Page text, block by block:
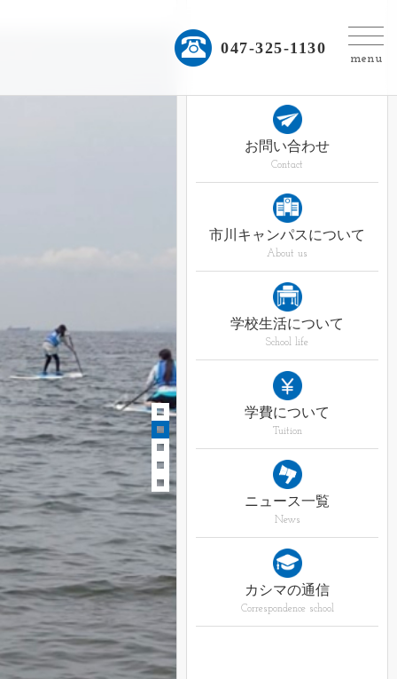
047-325-1130
menu
お問い合わせ
Contact
市川キャンパスについて
About us
学校生活について
School life
学費について
Tuition
ニュース一覧
News
カシマの通信
Correspondence school